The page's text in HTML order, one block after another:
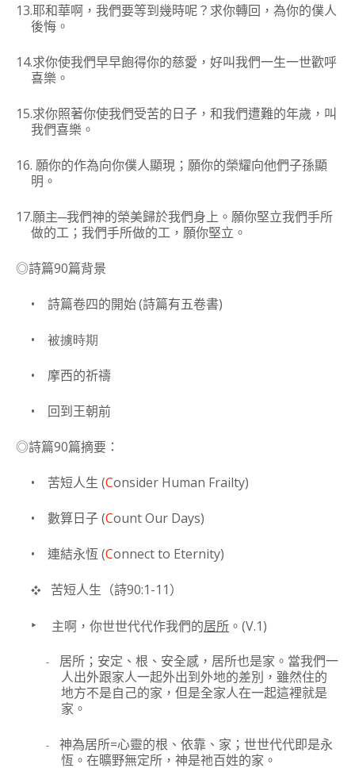
13.耶和華啊，我們要等到幾時呢？求你轉回，為你的僕人
後悔。
14.求你使我們早早飽得你的慈愛，好叫我們一生一世歡呼
喜樂。
15.求你照著你使我們受苦的日子，和我們遭難的年歲，叫
我們喜樂。
16. 願你的作為向你僕人顯現；願你的榮耀向他們子孫顯
明。
17.願主─我們神的榮美歸於我們身上。願你堅立我們手所
做的工；我們手所做的工，願你堅立。
◎詩篇90篇背景
• 詩篇卷四的開始(詩篇有五卷書)
• 被擄時期
• 摩西的祈禱
• 回到王朝前
◎詩篇90篇摘要：
• 苦短人生 (Consider Human Frailty)
• 數算日子(Count Our Days)
• 連結永恆 (Connect to Eternity)
❖ 苦短人生（詩90:1-11 ）
‣ 主啊，你世世代代作我們的居所。 (V.1)
- 居所； 安定、根、安全感，居所也是家。當我們一
人出外跟家人一起外出到外地的差別，雖然住的
地方不是自己的家，但是全家人在一起這裡就是
家。
- 神為居所=心靈的根、依靠、家；世世代代即是永
恆。在曠野無定所，神是祂百姓的家。